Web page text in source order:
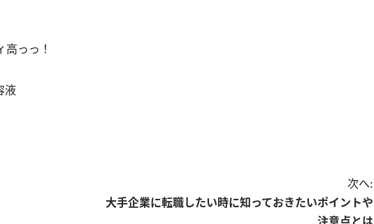
っっ！
液
次へ:
大手企業に転職したい時に知っておきたいポイントや